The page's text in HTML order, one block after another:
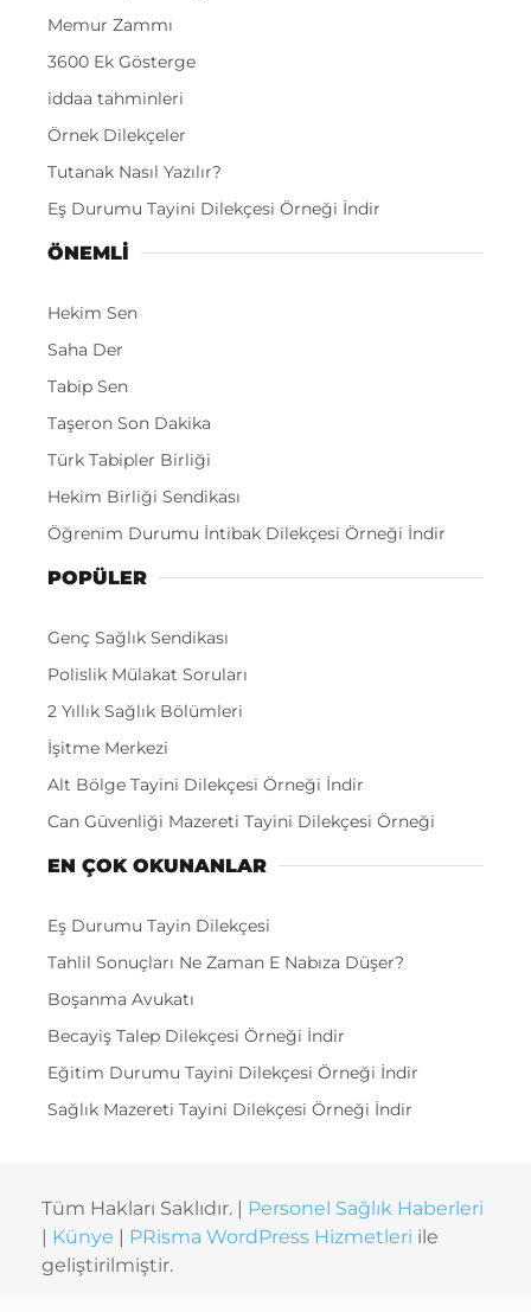
Memur Zammı
3600 Ek Gösterge
iddaa tahminleri
Örnek Dilekçeler
Tutanak Nasıl Yazılır?
Eş Durumu Tayini Dilekçesi Örneği İndir
ÖNEMLI
Hekim Sen
Saha Der
Tabip Sen
Taşeron Son Dakika
Türk Tabipler Birliği
Hekim Birliği Sendikası
Öğrenim Durumu İntibak Dilekçesi Örneği İndir
POPÜLER
Genç Sağlık Sendikası
Polislik Mülakat Soruları
2 Yıllık Sağlık Bölümleri
İşitme Merkezi
Alt Bölge Tayini Dilekçesi Örneği İndir
Can Güvenliği Mazereti Tayini Dilekçesi Örneği
EN ÇOK OKUNANLAR
Eş Durumu Tayin Dilekçesi
Tahlil Sonuçları Ne Zaman E Nabıza Düşer?
Boşanma Avukatı
Becayiş Talep Dilekçesi Örneği İndir
Eğitim Durumu Tayini Dilekçesi Örneği İndir
Sağlık Mazereti Tayini Dilekçesi Örneği İndir
Tüm Hakları Saklıdır. | Personel Sağlık Haberleri
| Künye | PRisma WordPress Hizmetleri ile
geliştirilmiştir.